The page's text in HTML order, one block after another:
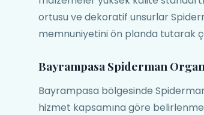
ortusu ve dekoratif unsurlar
memnuniyetini ön planda tutarak
Bayrampasa Spiderman
Bayrampasa bölgesinde
hizmet kapsamına göre